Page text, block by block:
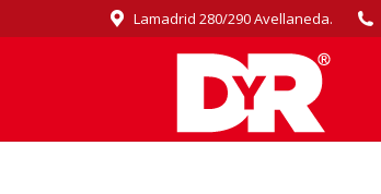
Lamadrid 280/290 Avellaneda.